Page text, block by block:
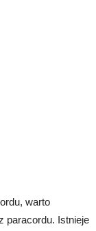
warto
paracordu. Istnieje